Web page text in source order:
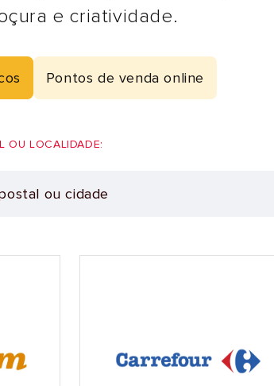
e criatividade.
Pontos de venda online
OU LOCALIDADE: